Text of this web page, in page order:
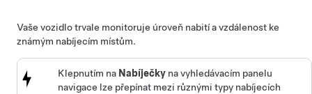
Vaše vozidlo trvale monitoruje úroveň nabití a vzdálenost ke
známým nabíjecím místům.
Klepnutím na Nabíječky na vyhledávacím panelu
navigace lze přepínat mezi různými typy nabíjecích